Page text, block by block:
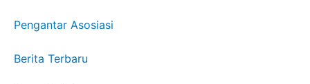
Pengantar Asosiasi
Berita Terbaru